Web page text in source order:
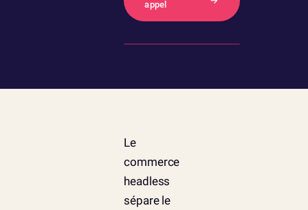
appel
Le
commerce
headless
sépare le